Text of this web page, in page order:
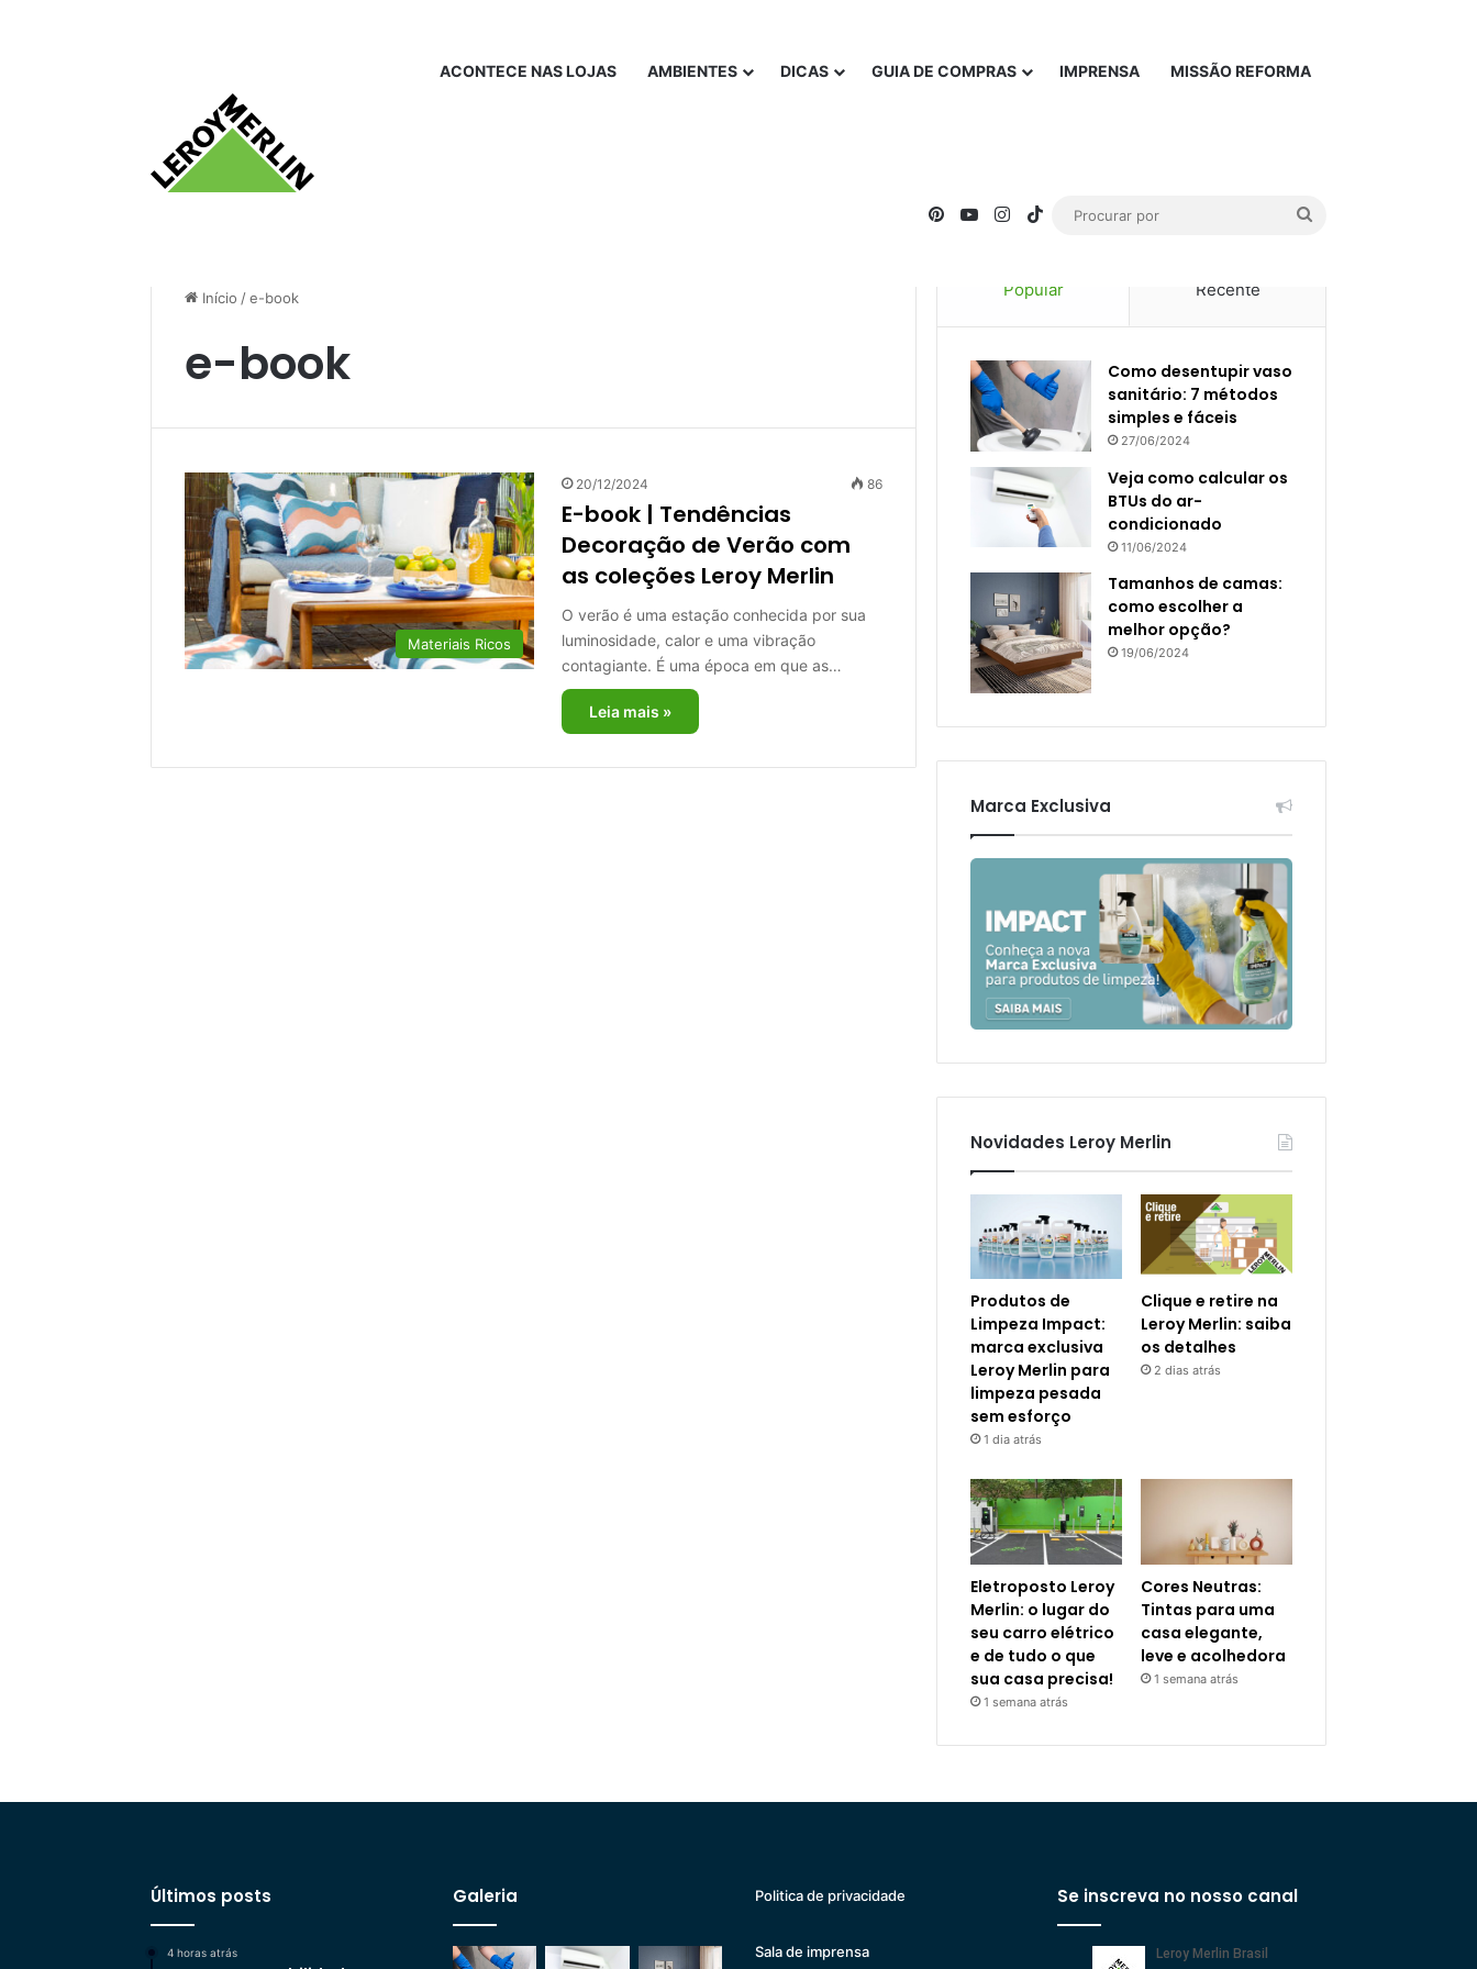
ACONTECE NAS LOJAS AMBIENTES DICAS GUIA DE COMPRAS IMPRENSA MISSÃO REFORMA
PinterestYouTubeInstagram
TikTok
Início /e-book
e-book
Materiais Ricos
20/12/2024 86
E-book | Tendências
Decoração de Verão com
as coleções Leroy Merlin
O verão é uma estação conhecida por sua
luminosidade, calor e uma vibração
contagiante. É uma época em que as…
Leia mais »
Popular Recente
Como desentupir vaso
sanitário: 7 métodos
simples e fáceis
27/06/2024
Veja como calcular os
BTUs do ar-
condicionado
11/06/2024
Tamanhos de camas:
como escolher a
melhor opção?
19/06/2024
Marca Exclusiva
Novidades Leroy Merlin
Produtos de
Limpeza Impact:
marca exclusiva
Leroy Merlin para
limpeza pesada
sem esforço
1 dia atrás
Clique e retire na
Leroy Merlin: saiba
os detalhes
2 dias atrás
Eletroposto Leroy
Merlin: o lugar do
seu carro elétrico
e de tudo o que
sua casa precisa!
1 semana atrás
Cores Neutras:
Tintas para uma
casa elegante,
leve e acolhedora
1 semana atrás
Últimos posts
4 horas atrás
Galeria Politica de privacidade
Sala de imprensa
Se inscreva no nosso canal